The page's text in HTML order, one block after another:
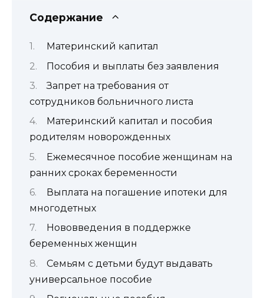
Содержание
Материнский капитал
Пособия и выплаты без заявления
Запрет на требования от
сотрудников больничного листа
Материнский капитал и пособия
родителям новорожденных
Ежемесячное пособие женщинам на
ранних сроках беременности
Выплата на погашение ипотеки для
многодетных
Нововведения в поддержке
беременных женщин
Семьям с детьми будут выдавать
универсальное пособие